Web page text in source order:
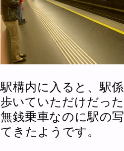
駅構内に入ると、駅
歩いていただけだっ
無銭乗車なのに駅の
てきたようです。